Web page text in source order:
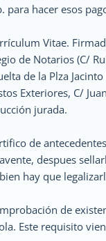
para hacer esos
Vitae.
de Notarios (C/
de la Plza
Exteriores, C/
jurada.
de
despues
hay que
de
Este requisito